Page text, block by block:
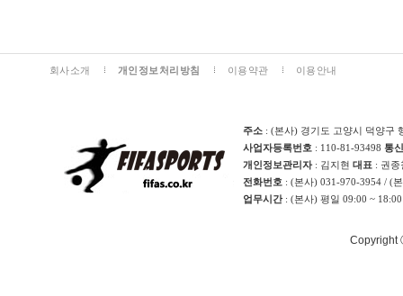
회사소개 개인정보처리방침 이용약관 이용안내
주소 : (본사) 경기도 고양시 덕양구
사업자등록번호 : 110-81-93498 통
개인정보관리자: 김지현 대표 : 권
전화번호 : (본사) 031-970-3954 / (
업무시간: (본사) 평일 09:00 ~